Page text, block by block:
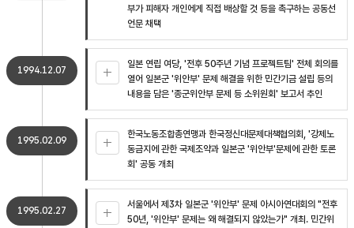
부가 피해자 개인에게 직접 배상할 것 등을 촉구하는 공동선
언문 채택
1994.12.07
일본 연립 여당, '전후 50주년 기념 프로젝트팀' 전체 회의를
열어 일본군 '위안부' 문제 해결을 위한 민간기금 설립 등의
내용을 담은 '종군위안부 문제 등 소위원회' 보고서 추인
1995.02.09
한국노동조합총연맹과 한국정신대문제대책협의회, '강제노
동금지에 관한 국제조약과 일본군 '위안부'문제에 관한 토론
회' 공동 개최
1995.02.27
서울에서 제3차 일본군 '위안부' 문제 아시아연대회의 "전후
50년, '위안부' 문제는 왜 해결되지 않았는가" 개최. 민간위